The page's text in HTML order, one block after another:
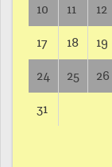
10 11 12
17 18 19
24 25 26
31